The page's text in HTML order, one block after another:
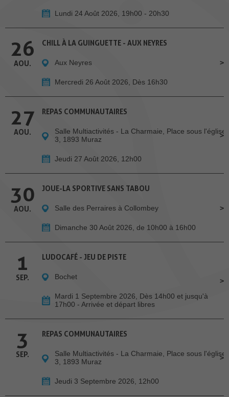
Lundi 24 Août 2026, 19h00 - 20h30
26
AOU.
CHILL À LA GUINGUETTE - AUX NEYRES
Aux Neyres
Mercredi 26 Août 2026, Dès 16h30
27
AOU.
REPAS COMMUNAUTAIRES
Salle Multiactivités - La Charmaie, Place sous l'église
3, 1893 Muraz
Jeudi 27 Août 2026, 12h00
30
AOU.
JOUE-LA SPORTIVE SANS TABOU
Salle des Perraires à Collombey
Dimanche 30 Août 2026, de 10h00 à 16h00
1
SEP.
LUDOCAFÉ - JEU DE PISTE
Bochet
Mardi 1 Septembre 2026, Dès 14h00 et jusqu'à
17h00 - Arrivée et départ libres
3
SEP.
REPAS COMMUNAUTAIRES
Salle Multiactivités - La Charmaie, Place sous l'église
3, 1893 Muraz
Jeudi 3 Septembre 2026, 12h00